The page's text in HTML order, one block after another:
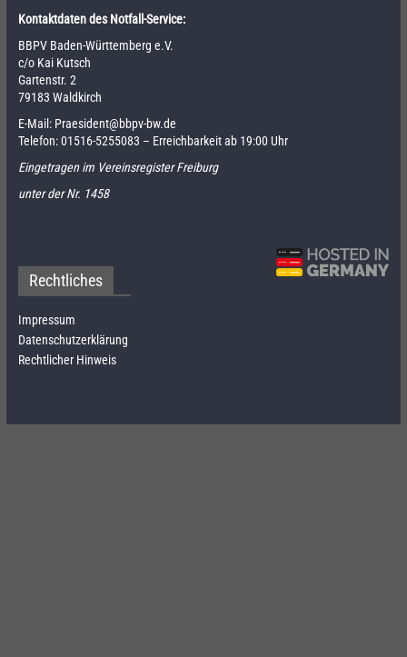
Kontaktdaten des Notfall-Service:
BBPV Baden-Württemberg e.V.
c/o Kai Kutsch
Gartenstr. 2
79183 Waldkirch
E-Mail: Praesident@bbpv-bw.de
Telefon:01516-5255083 – Erreichbarkeit ab 19:00 Uhr
Eingetragen im Vereinsregister Freiburg
unter der Nr. 1458
Rechtliches
Impressum
Datenschutzerklärung
Rechtlicher Hinweis